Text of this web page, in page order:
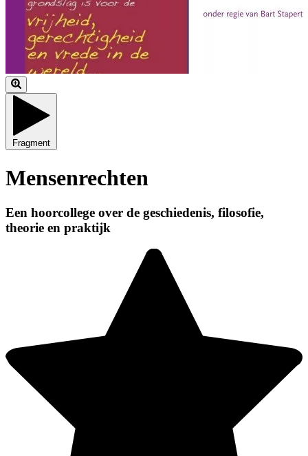
Fragment
Mensenrechten
Een hoorcollege over de geschiedenis, filosofie,
theorie en praktijk